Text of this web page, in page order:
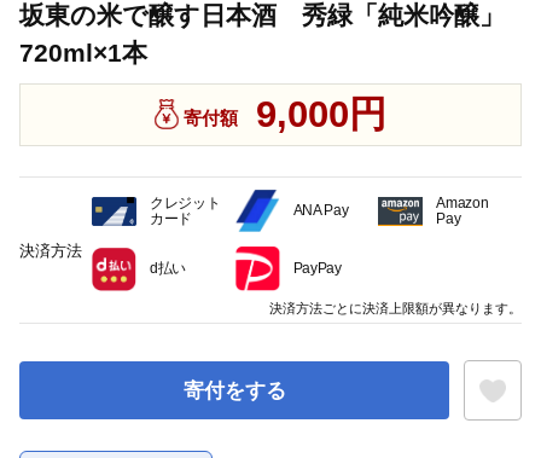
坂東の米で醸す日本酒 秀緑「純米吟醸」
720ml×1本
寄付額 9,000円
寄付をする
決済方法
クレジット
カード
ANA Pay
Amazon
Pay
d払い PayPay
決済方法ごとに決済上限額が異なります。